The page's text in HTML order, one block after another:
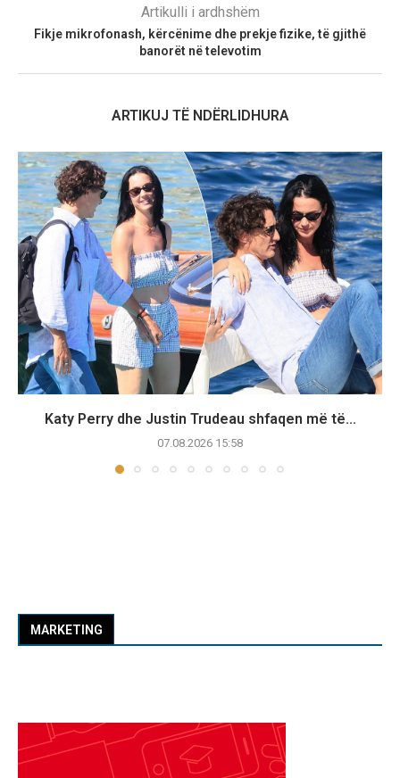
Artikulli i ardhshëm
Fikje mikrofonash, kërcënime dhe prekje fizike, të gjithë
banorët në televotim
ARTIKUJ TË NDËRLIDHURA
Katy Perry dhe Justin Trudeau shfaqen më të...
07.08.2026 15:58
MARKETING